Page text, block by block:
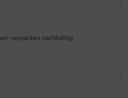
verpacken nachhaltig!